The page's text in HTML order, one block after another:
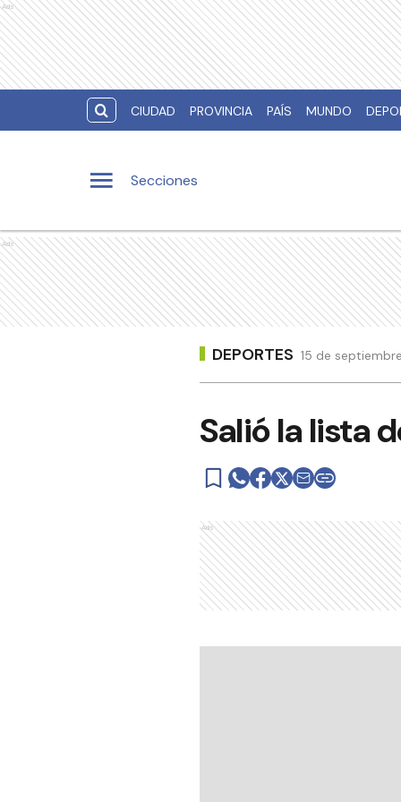
Ads
CIUDAD PROVINCIA PAÍS MUNDO
Secciones
Ads
DEPORTES 15 de
Salió la lista
Ads